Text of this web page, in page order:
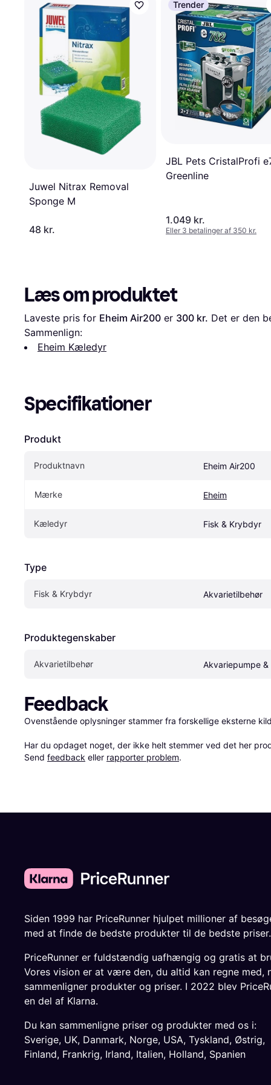
Juwel Nitrax Removal
Sponge M
48 kr.
Trender
JBL Pets CristalProfi
Greenline
1.049 kr.
Eller 3 betalinger af 350 kr.
Læs om produktet
Laveste pris for Eheim Air200 er 300 kr. Det er den
Sammenlign:
Eheim Kæledyr
Specifikationer
Produkt
Produktnavn Eheim Air200
Mærke Eheim
Kæledyr Fisk & Krybdyr
Type
Fisk & Krybdyr Akvarietilbehør
Produktegenskaber
Akvarietilbehør Akvariepumpe &
Feedback
Ovenstående oplysninger stammer fra forskellige eksterne
Har du opdaget noget, der ikke helt stemmer ved det her
Send feedback eller rapporter problem.
Siden 1999 har PriceRunner hjulpet millioner af
med at finde de bedste produkter til de bedste priser.
PriceRunner er fuldstændig uafhængig og gratis at
Vores vision er at være den, du altid kan regne med,
sammenligner produkter og priser. I 2022 blev
en del af Klarna.
Du kan sammenligne priser og produkter med os i:
Sverige, UK, Danmark, Norge, USA, Tyskland, Østrig,
Finland, Frankrig, Irland, Italien, Holland, Spanien